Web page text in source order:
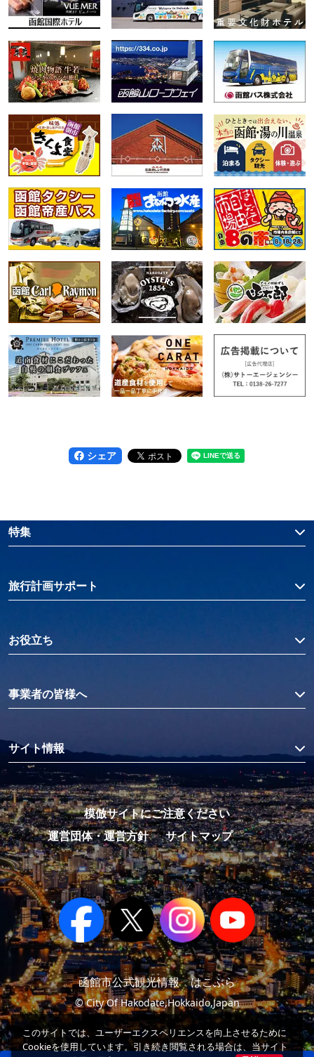
シェア
特集
旅行計画サポート
お役立ち
事業者の皆様へ
サイト情報
模倣サイトにご注意ください
運営団体・運営方針
サイトマップ
函館市公式観光情報 はこぶら
© City Of Hakodate,Hokkaido,Japan
このサイトでは、ユーザーエクスペリエンスを向上させるために
Cookieを使用しています。引き続き閲覧される場合は、当サイト